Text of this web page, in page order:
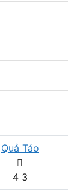
Quả Táo

4 3